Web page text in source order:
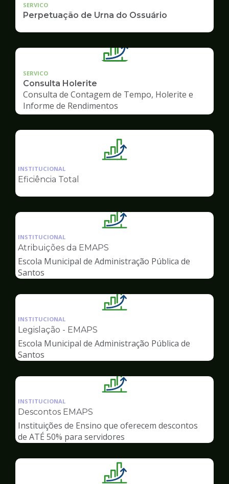
SERVICO
Perpetuação de Urna do Ossuário
SERVICO
Consulta Holerite
Consulta de Contagem de Tempo, Holerite e
Informe de Rendimentos
Ilustração
Gestão
INSTITUCIONAL
Eficiência Total
Ilustração
de
Gestão
INSTITUCIONAL
Atribuições da EMAPS
Escola Municipal de Administração Pública de
Santos
Ilustração
de
Gestão
INSTITUCIONAL
Legislação - EMAPS
Escola Municipal de Administração Pública de
Santos
Ilustração
Gestão
INSTITUCIONAL
Descontos EMAPS
Instituições de Ensino que oferecem descontos
de ATÉ 50% para servidores
Ilustração